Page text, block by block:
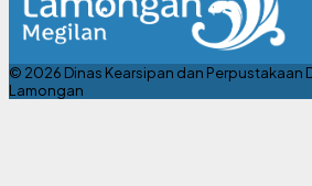
© 2026 Dinas Kearsipan dan Perpustakaan
Lamongan